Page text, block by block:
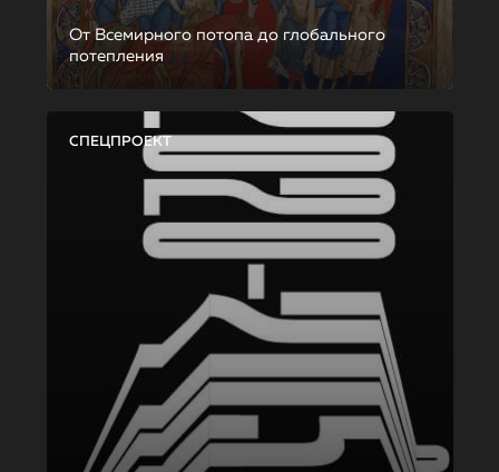
От Всемирного потопа до глобального
потепления
СПЕЦПРОЕКТ